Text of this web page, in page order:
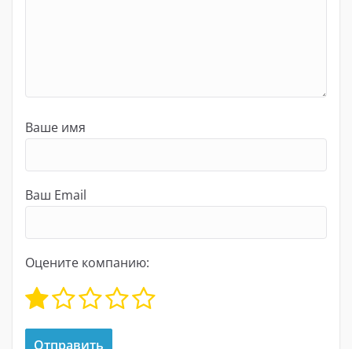
Ваше имя
Ваш Email
Оцените компанию: